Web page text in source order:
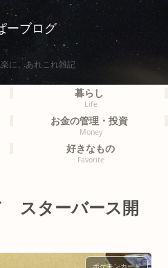
ーブログ
に、あれこれ雑記
暮らし
Life
お金の管理・投資
Money
好きなもの
Favorite
スターバース開
ポケモンカード